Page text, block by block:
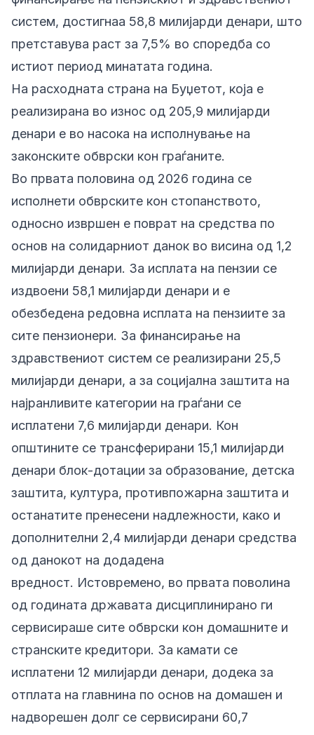
систем, достигнаа 58,8 милијарди денари, што
претставува раст за 7,5% во споредба со
истиот период минатата година.
На расходната страна на Буџетот, која е
реализирана во износ од 205,9 милијарди
денари е во насока на исполнување на
законските обврски кон граѓаните.
Во првата половина од 2026 година се
исполнети обврските кон стопанството,
односно извршен е поврат на средства по
основ на солидарниот данок во висина од 1,2
милијарди денари. За исплата на пензии се
издвоени 58,1 милијарди денари и е
обезбедена редовна исплата на пензиите за
сите пензионери. За финансирање на
здравствениот систем се реализирани 25,5
милијарди денари, а за социјална заштита на
најранливите категории на граѓани се
исплатени 7,6 милијарди денари. Кон
општините се трансферирани 15,1 милијарди
денари блок-дотации за образование, детска
заштита, култура, противпожарна заштита и
останатите пренесени надлежности, како и
дополнителни 2,4 милијарди денари средства
од данокот на додадена
вредност. Истовремено, во првата поволина
од годината државата дисциплинирано ги
сервисираше сите обврски кон домашните и
странските кредитори. За камати се
исплатени 12 милијарди денари, додека за
отплата на главнина по основ на домашен и
надворешен долг се сервисирани 60,7